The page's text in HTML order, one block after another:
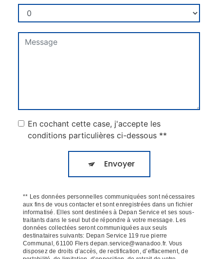
En cochant cette case, j'accepte les
conditions particulières ci-dessous **
Envoyer
** Les données personnelles communiquées sont nécessaires
aux fins de vous contacter et sont enregistrées dans un fichier
informatisé. Elles sont destinées à Depan Service et ses sous-
traitants dans le seul but de répondre à votre message. Les
données collectées seront communiquées aux seuls
destinataires suivants: Depan Service 119 rue pierre
Communal, 61100 Flers depan.service@wanadoo.fr. Vous
disposez de droits d’accès, de rectification, d’effacement, de